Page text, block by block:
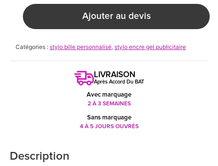
Ajouter au devis
Catégories : stylo bille personnalisé, stylo encre gel publicitaire
LIVRAISON
Après Accord Du BAT
Avec marquage
2 À 3 SEMAINES
Sans marquage
4 À 5 JOURS OUVRÉS
Description